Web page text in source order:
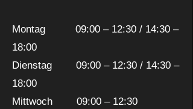
Montag 09:00 – 12:30 / 14:30 –
18:00
Dienstag 09:00 – 12:30 / 14:30 –
18:00
Mittwoch 09:00 – 12:30